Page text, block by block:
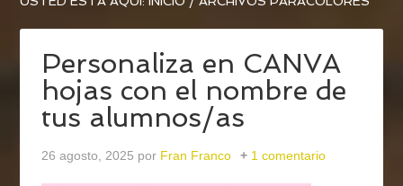
Personaliza en CANVA
hojas con el nombre de
tus alumnos/as
26 agosto, 2025 por Fran Franco 1 comentario